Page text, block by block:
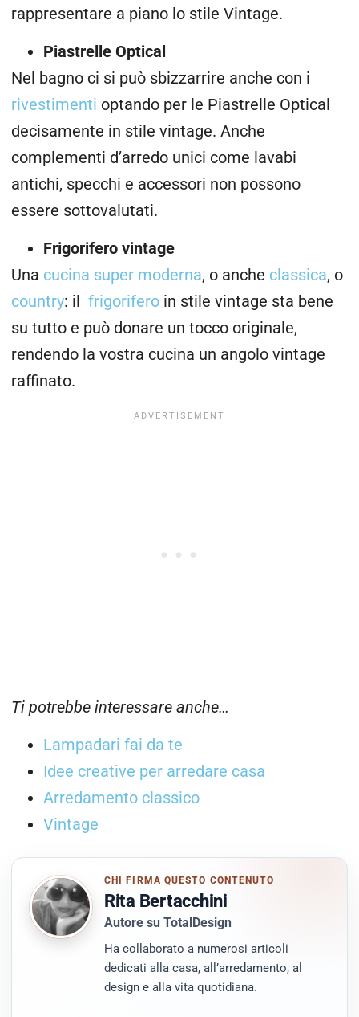
rappresentare a piano lo stile Vintage.
Piastrelle Optical
Nel bagno ci si può sbizzarrire anche con i
rivestimenti optando per le Piastrelle Optical
decisamente in stile vintage. Anche
complementi d’arredo unici come lavabi
antichi, specchi e accessori non possono
essere sottovalutati.
Frigorifero vintage
Una cucina super moderna, o anche classica, o
country: il frigorifero in stile vintage sta bene
su tutto e può donare un tocco originale,
rendendo la vostra cucina un angolo vintage
raffinato.
Ti potrebbe interessare anche…
Lampadari fai da te
Idee creative per arredare casa
Arredamento classico
Vintage
CHI FIRMA QUESTO CONTENUTO
Rita Bertacchini
Autore su TotalDesign
Ha collaborato a numerosi articoli
dedicati alla casa, all’arredamento, al
design e alla vita quotidiana.